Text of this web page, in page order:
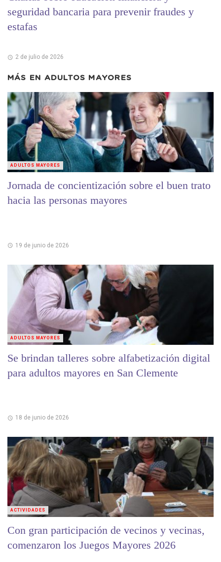
seguridad bancaria para prevenir fraudes y
estafas
2 de julio de 2026
MÁS EN ADULTOS MAYORES
Jornada de concientización sobre el buen trato
hacia las personas mayores
19 de junio de 2026
ADULTOS MAYORES
Se brindan talleres sobre alfabetización digital
para adultos mayores en San Clemente
18 de junio de 2026
ADULTOS MAYORES
Con gran participación de vecinos y vecinas,
comenzaron los Juegos Mayores 2026
ACTIVIDADES